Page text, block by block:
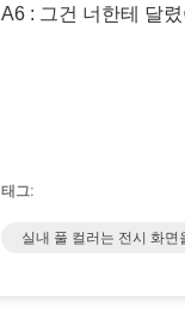
A6 : 그건 너한테 달
태그:
실내 풀 컬러는 전시 화면